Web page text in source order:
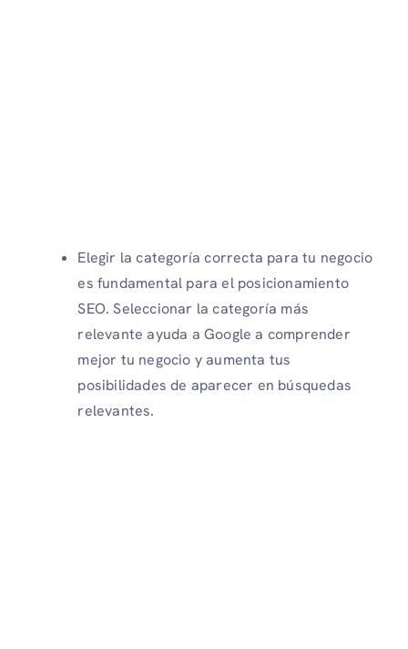
Elegir la categoría correcta para tu negocio
es fundamental para el posicionamiento
SEO. Seleccionar la categoría más
relevante ayuda a Google a comprender
mejor tu negocio y aumenta tus
posibilidades de aparecer en búsquedas
relevantes.